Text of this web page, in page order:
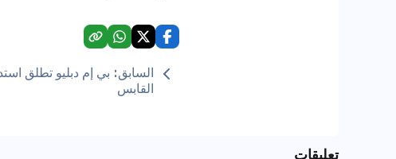
السابق: بي إم دبليو تطلق
القابس
تعليقات